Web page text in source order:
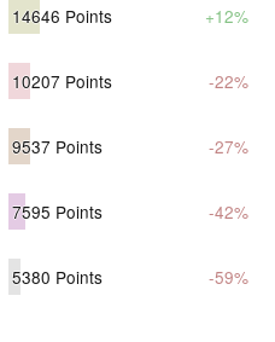
14646 Points +12%
10207 Points -22%
9537 Points -27%
7595 Points -42%
5380 Points -59%